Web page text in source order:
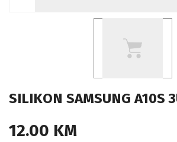
SILIKON SAMSUNG A10S
12.00 KM